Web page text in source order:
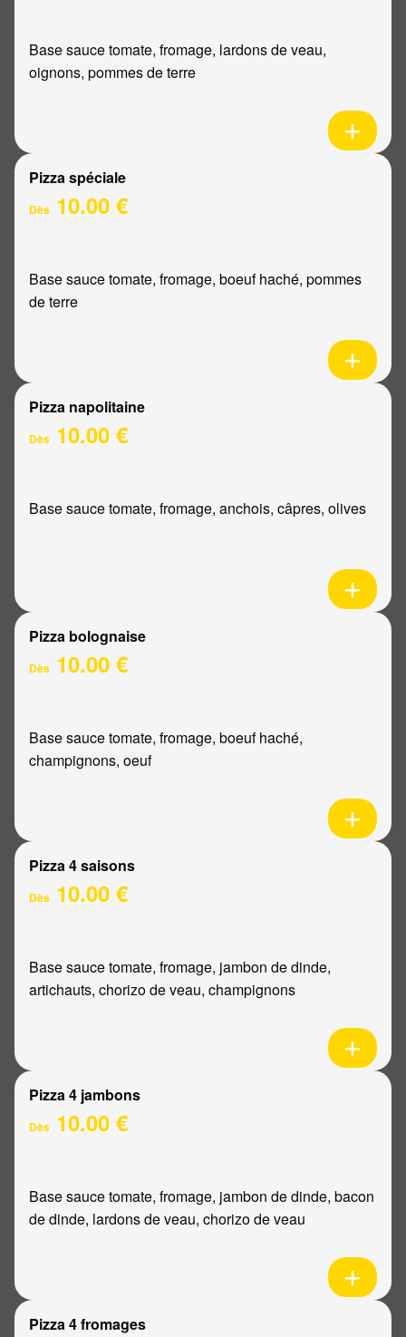
Base sauce tomate, fromage, lardons de veau,
oignons, pommes de terre
Pizza spéciale
Dès 10.00 €
Base sauce tomate, fromage, boeuf haché, pommes
de terre
Pizza napolitaine
Dès 10.00 €
Base sauce tomate, fromage, anchois, câpres, olives
Pizza bolognaise
Dès 10.00 €
Base sauce tomate, fromage, boeuf haché,
champignons, oeuf
Pizza 4 saisons
Dès 10.00 €
Base sauce tomate, fromage, jambon de dinde,
artichauts, chorizo de veau, champignons
Pizza 4 jambons
Dès 10.00 €
Base sauce tomate, fromage, jambon de dinde, bacon
de dinde, lardons de veau, chorizo de veau
Pizza 4 fromages